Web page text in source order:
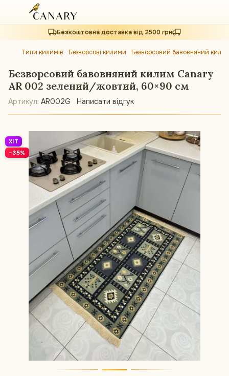
Безкоштовна доставка від 2500 грн
Типи килимів Безворсові килими Безворсовий бавовняний
Безворсовий бавовняний килим Canary
AR 002 зелений/жовтий, 60×90 см
Артикул: AR002G Написати відгук
ХІТ
−35%